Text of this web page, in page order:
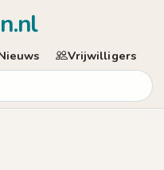
Vrijwilligers